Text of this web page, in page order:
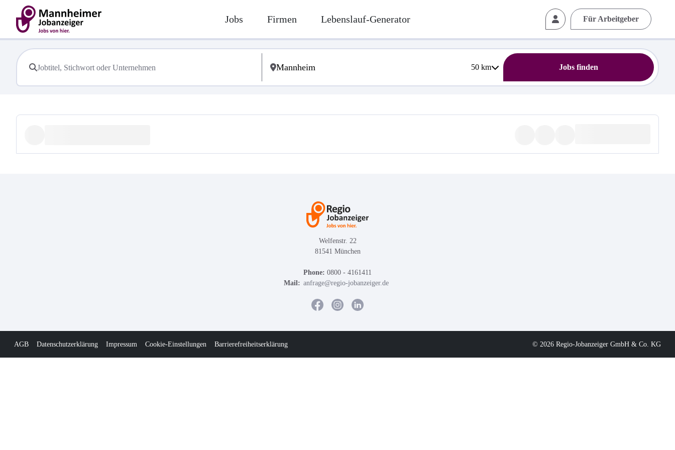
Jobs Firmen Lebenslauf-Generator Für Arbeitgeber
50km Jobs finden
Welfenstr. 22
81541 München
Phone: 0800 - 4161411
Mail: anfrage@regio-jobanzeiger.de
AGB Datenschutzerklärung Impressum Cookie-Einstellungen Barrierefreiheitserklärung © 2026 Regio-Jobanzeiger GmbH & Co. KG